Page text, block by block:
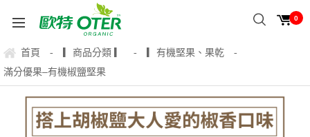
0
首頁 - ▎商品分類 ▎ - ▎有機堅果、果乾 -
滿分優果–有機椒鹽堅果